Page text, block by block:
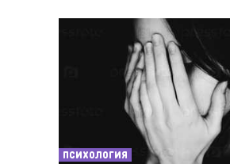
ПСИХОЛОГИЯ